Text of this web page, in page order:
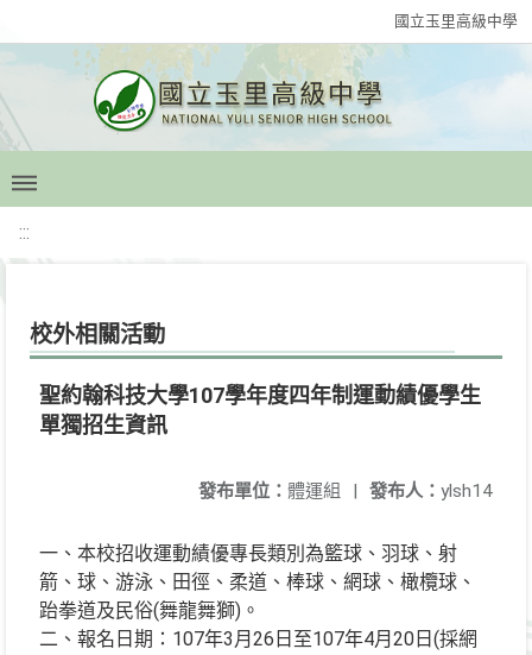
國立玉里高級中學
:::
校外相關活動
聖約翰科技大學107學年度四年制運動績優學生
單獨招生資訊
發布人： ylsh14
發布單位： 體運組 |
一、本校招收運動績優專長類別為籃球、羽球、射
箭、球、游泳、田徑、柔道、棒球、網球、橄欖球、
跆拳道及民俗(舞龍舞獅)。
二、報名日期：107年3月26日至107年4月20日(採網